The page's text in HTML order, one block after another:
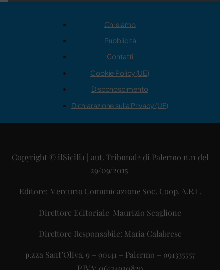
Chi siamo
Pubblicità
Contatti
Cookie Policy (UE)
Disconoscimento
Dichiarazione sulla Privacy (UE)
Copyright © ilSicilia | aut. Tribunale di Palermo n.11 del
29/09/2015
Editore: Mercurio Comunicazione Soc. Coop. A.R.L.
Direttore Editoriale: Maurizio Scaglione
Direttore Responsabile: Maria Calabrese
p.zza Sant’Oliva, 9 – 90141 – Palermo – 091335557
P.IVA: 06334930820